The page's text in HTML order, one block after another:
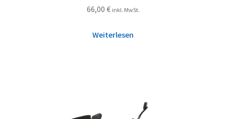
66,00 € inkl. MwSt.
Weiterlesen